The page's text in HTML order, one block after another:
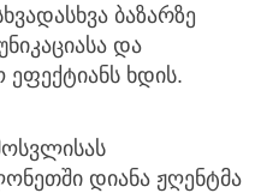
ბაზარზე
და
ეფექტიანს ხდის.
დიანა ჟღენტმა